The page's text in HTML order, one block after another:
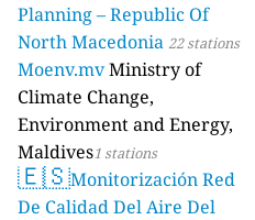
Planning – Republic Of
North Macedonia 22 stations
Moenv.mvMinistry of
Climate Change,
Environment and Energy,
Maldives1 stations
🇪🇸Monitorización Red
De Calidad Del Aire Del